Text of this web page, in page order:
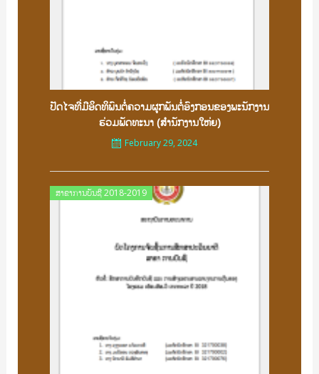
ປັດໄຈທີ່ມີອິດທິພົນຕໍ່ຄວາມຜູກພັນຕໍ່ອົງກອນຂອງພະນັກງານ
ຮ່ວມພັດທະນາ (ສຳນັກງານໃຫ່ຍ)
February 29, 2024
ສາຂາການບັນຊີ 2018-2019
Posted
on